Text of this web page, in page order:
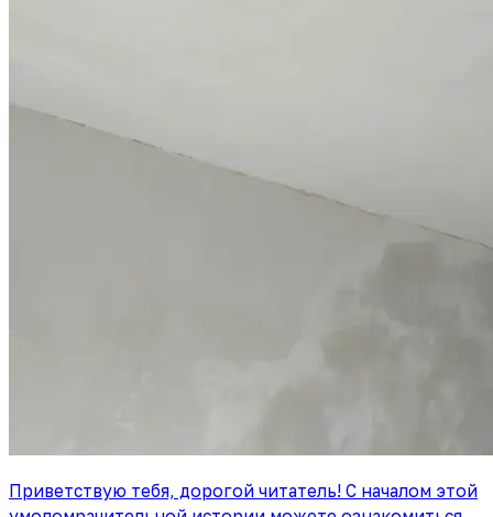
Приветствую тебя, дорогой читатель! С началом этой